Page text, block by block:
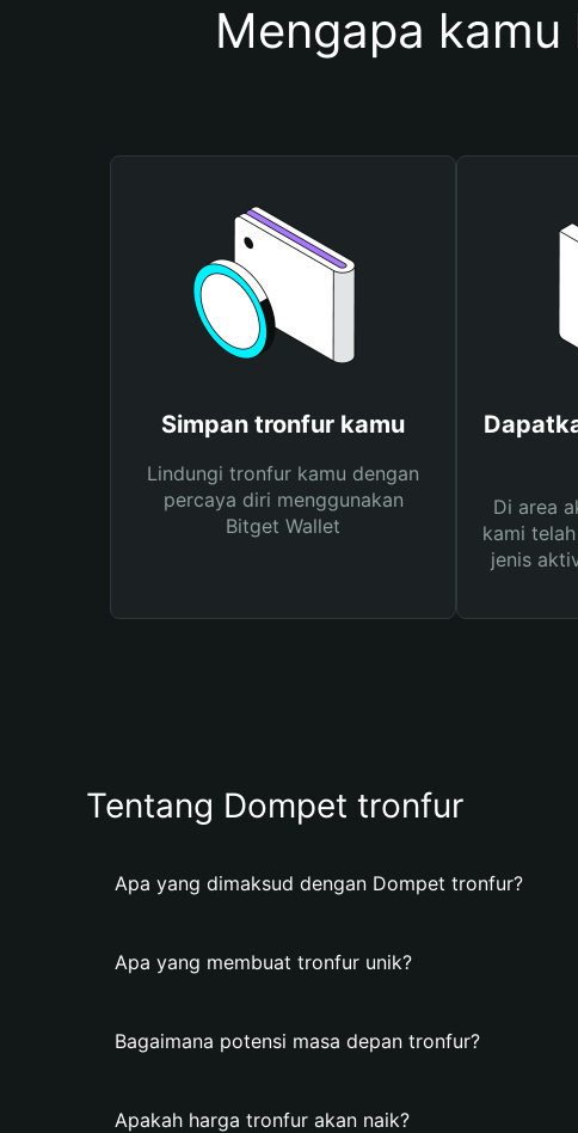
Mengapa
Simpan tronfur kamu
Lindungi tronfur kamu dengan
percaya diri menggunakan
Bitget Wallet
Di area
kami
jenis
Tentang Dompet tronfur
Apa yang dimaksud dengan Dompet tronfur?
Apa yang membuat tronfur unik?
Bagaimana potensi masa depan tronfur?
Apakah harga tronfur akan naik?